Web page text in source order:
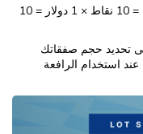
إذا تحرك السعر 10 نقاط لصالحك، فإن ربحك = 10 نقاط × 1 دولار = 10
تحديد حجم صفقاتك
استخدام الرافعة